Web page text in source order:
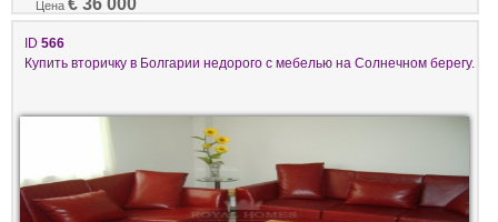
Цена
ID 566
Купить вторичку в Болгарии недорого с мебелью на Солнечном берегу.